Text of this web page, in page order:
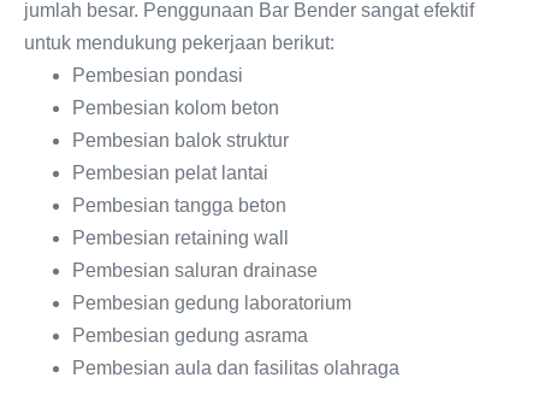
jumlah besar. Penggunaan Bar Bender sangat efektif
untuk mendukung pekerjaan berikut:
Pembesian pondasi
Pembesian kolom beton
Pembesian balok struktur
Pembesian pelat lantai
Pembesian tangga beton
Pembesian retaining wall
Pembesian saluran drainase
Pembesian gedung laboratorium
Pembesian gedung asrama
Pembesian aula dan fasilitas olahraga